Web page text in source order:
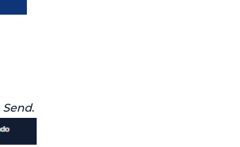
Send.